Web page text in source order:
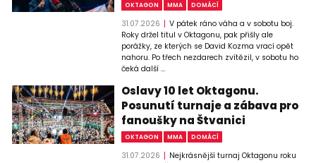
OKTAGON MMA DOMÁCÍ
31.07.2026
V pátek ráno váha a v sobotu boj.
Roky držel titul v Oktagonu, pak přišly ale
porážky, ze kterých se David Kozma vrací opět
nahoru. Po třech nezdarech zvítězil, v sobotu ho
čeká další ...
Oslavy 10 let Oktagonu.
Posunutí turnaje a zábava pro
fanoušky na Štvanici
OKTAGON MMA DOMÁCÍ
31.07.2026
Nejkrásnější turnaj Oktagonu roku